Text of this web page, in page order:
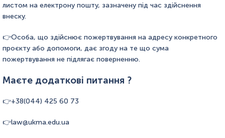
листом на електрону пошту, зазначену під час здійснення
внеску.
Особа, що здійснює пожертвування на адресу конкретного
проєкту або допомоги, дає згоду на те що сума
пожертвування не підлягає поверненню.
Маєте додаткові питання ?
+38(044) 425 60 73
law@ukma.edu.ua